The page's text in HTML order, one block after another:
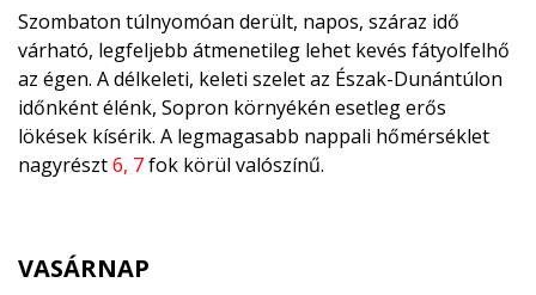
Szombaton túlnyomóan derült, napos, száraz idő
várható, legfeljebb átmenetileg lehet kevés fátyolfelhő
az égen. A délkeleti, keleti szelet az Észak-Dunántúlon
időnként élénk, Sopron környékén esetleg erős
lökések kísérik. A legmagasabb nappali hőmérséklet
nagyrészt6, 7fok körül valószínű.
VASÁRNAP